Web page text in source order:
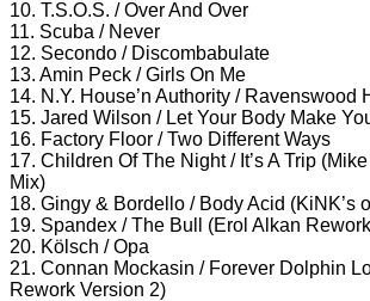
10. T.S.O.S. / Over And Over
11. Scuba / Never
12. Secondo / Discombabulate
13. Amin Peck / Girls On Me
14. N.Y. House’n Authority / Ravenswood
15. Jared Wilson / Let Your Body Make
16. Factory Floor / Two Different Ways
17. Children Of The Night / It’s A Trip
Mix)
18. Gingy & Bordello / Body Acid (KiNK’s
19. Spandex / The Bull (Erol Alkan
20. Kölsch / Opa
21. Connan Mockasin / Forever Dolphin
Rework Version 2)